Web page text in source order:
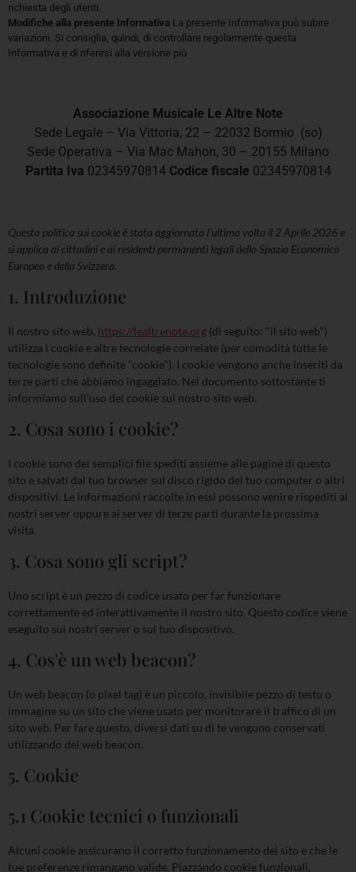
richiesta degli utenti.
Modifiche alla presente Informativa La presente Informativa può subire
variazioni. Si consiglia, quindi, di controllare regolarmente questa
Informativa e di riferirsi alla versione più
Associazione Musicale Le Altre Note
Sede Legale – Via Vittoria, 22 – 22032 Bormio (so)
Sede Operativa – Via Mac Mahon, 30 – 20155 Milano
Partita Iva 02345970814 Codice fiscale 02345970814
Questa politica sui cookie è stata aggiornata l'ultima volta il 2 Aprile 2026 e
si applica ai cittadini e ai residenti permanenti legali dello Spazio Economico
Europeo e della Svizzera.
1. Introduzione
Il nostro sito web, https://lealtrenote.org (di seguito: "il sito web")
utilizza i cookie e altre tecnologie correlate (per comodità tutte le
tecnologie sono definite "cookie"). I cookie vengono anche inseriti da
terze parti che abbiamo ingaggiato. Nel documento sottostante ti
informiamo sull'uso dei cookie sul nostro sito web.
2. Cosa sono i cookie?
I cookie sono dei semplici file spediti assieme alle pagine di questo
sito e salvati dal tuo browser sul disco rigido del tuo computer o altri
dispositivi. Le informazioni raccolte in essi possono venire rispediti ai
nostri server oppure ai server di terze parti durante la prossima
visita.
3. Cosa sono gli script?
Uno script è un pezzo di codice usato per far funzionare
correttamente ed interattivamente il nostro sito. Questo codice viene
eseguito sui nostri server o sul tuo dispositivo.
4. Cos'è un web beacon?
Un web beacon (o pixel tag) è un piccolo, invisibile pezzo di testo o
immagine su un sito che viene usato per monitorare il traffico di un
sito web. Per fare questo, diversi dati su di te vengono conservati
utilizzando dei web beacon.
5. Cookie
5.1 Cookie tecnici o funzionali
Alcuni cookie assicurano il corretto funzionamento del sito e che le
tue preferenze rimangano valide. Piazzando cookie funzionali,